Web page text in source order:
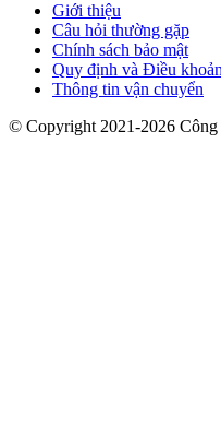
Giới thiệu
Câu hỏi thường gặp
Chính sách bảo mật
Quy định và Điều khoản
Thông tin vận chuyển
© Copyright 2021-2026